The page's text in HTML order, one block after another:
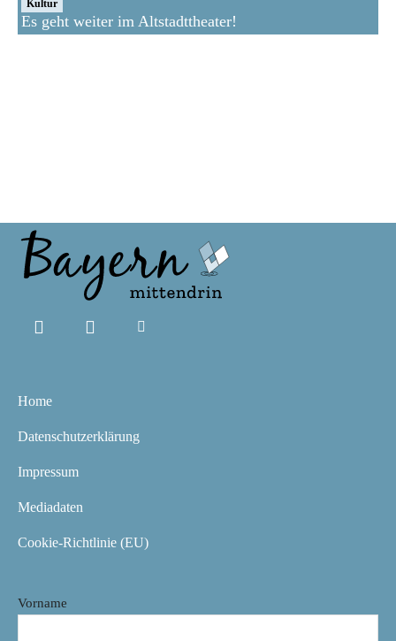
Kultur
Es geht weiter im Altstadttheater!
Home
Datenschutzerklärung
Impressum
Mediadaten
Cookie-Richtlinie (EU)
Vorname